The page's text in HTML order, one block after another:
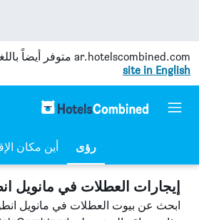
ar.hotelscombined.com متوفر أيضاً
site in English
رؤى أين مكان
إيجارات العطلات في مانويل
ابحث عن بيوت العطلات في مانويل